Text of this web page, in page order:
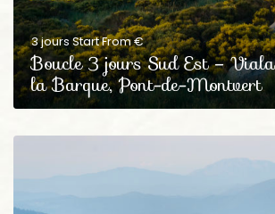
3 jours Start From €
Boucle 3 jours Sud Est –
la Barque, Pont-de-Montvert